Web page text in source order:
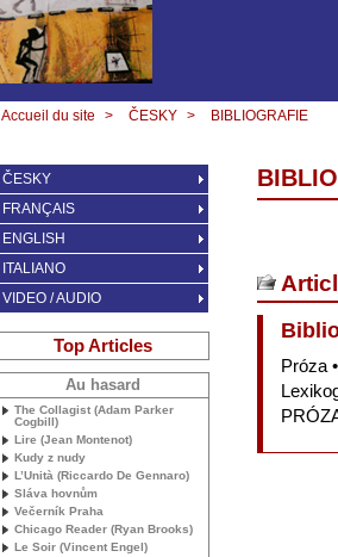
Accueil du site > ČESKY > BIBLIOGRAFIE
Próza
PRÓ
ČESKY
FRANÇAIS
ENGLISH
ITALIANO
VIDEO / AUDIO
Top Articles
Au hasard
The Collagist (Adam Parker
Cogbill)
Lire (Jean Montenot)
Kudy z nudy
L’Unità (Riccardo De Gennaro)
Sláva hovnům
Večerník Praha
Chicago Reader (Ryan Brooks)
Le Soir (Vincent Engel)